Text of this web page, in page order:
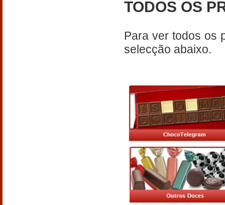
TODOS OS
Para ver todos os
selecção abaixo.